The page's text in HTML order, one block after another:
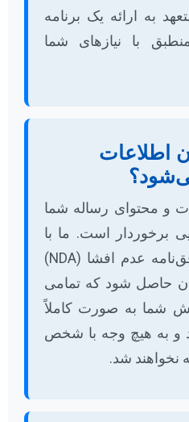
به ارائه یک برنامه
با نیازهای شما
اطلاعات
و محتوای رساله شما
برخوردار است. ما با
تمامی دانشجویان توافق‌نامه عدم افشا (NDA)
حاصل شود که تمامی
شما به صورت کاملاً
و به هیچ وجه با شخص
نخواهند شد.